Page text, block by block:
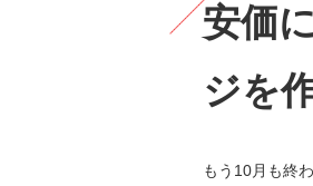
安価
ジを
もう10月も終